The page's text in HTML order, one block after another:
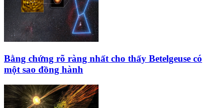
Bằng chứng rõ ràng nhất cho thấy Betelgeuse có
một sao đồng hành